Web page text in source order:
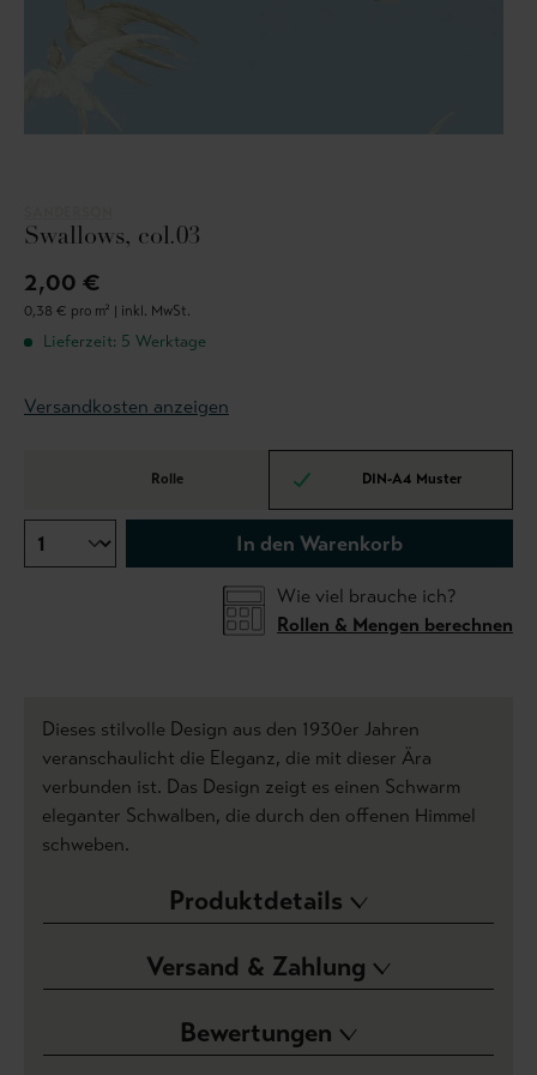
Swallows, col.03
2,00 €
0,38 € pro m² | inkl. MwSt.
Lieferzeit: 5 Werktage
Versandkosten anzeigen
Rolle DIN-A4 Muster
In den Warenkorb
Wie viel brauche ich?
Rollen & Mengen berechnen
Dieses stilvolle Design aus den 1930er Jahren
veranschaulicht die Eleganz, die mit dieser Ära
verbunden ist. Das Design zeigt es einen Schwarm
eleganter Schwalben, die durch den offenen Himmel
schweben.
Produktdetails
Versand & Zahlung
Bewertungen